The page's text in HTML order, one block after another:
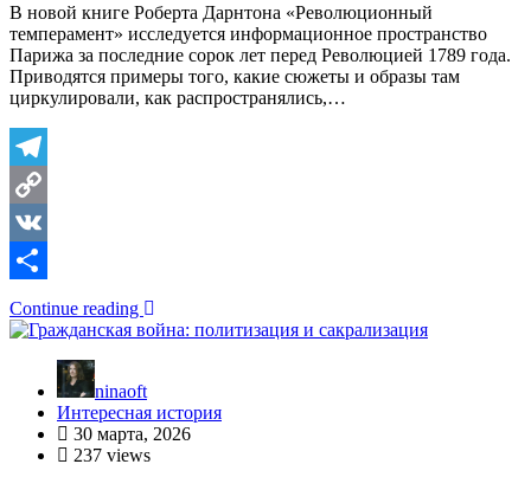
В новой книге Роберта Дарнтона «Революционный
темперамент» исследуется информационное пространство
Парижа за последние сорок лет перед Революцией 1789 года.
Приводятся примеры того, какие сюжеты и образы там
циркулировали, как распространялись,…
Telegram
Copy
Link
VK
Отправить
Continue reading
ninaoft
Интересная история
30 марта, 2026
237 views